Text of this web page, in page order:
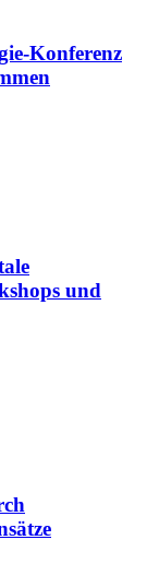
Konferenz
und